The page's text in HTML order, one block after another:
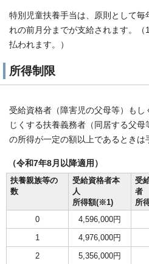
特別児童扶養手当は、原則として
れの前月分までが支給されます。
払われます。）
所得制限
受給資格者（障害児の父母等）もし
じくする扶養義務者（同居する父
の所得が一定の額以上であるときは
（令和7年8月以降適用）
扶養親族等の
数
受給資格者本
人
所得額(※1)
受
者
所
0
4,596,000円
1
4,976,000円
2
5,356,000円